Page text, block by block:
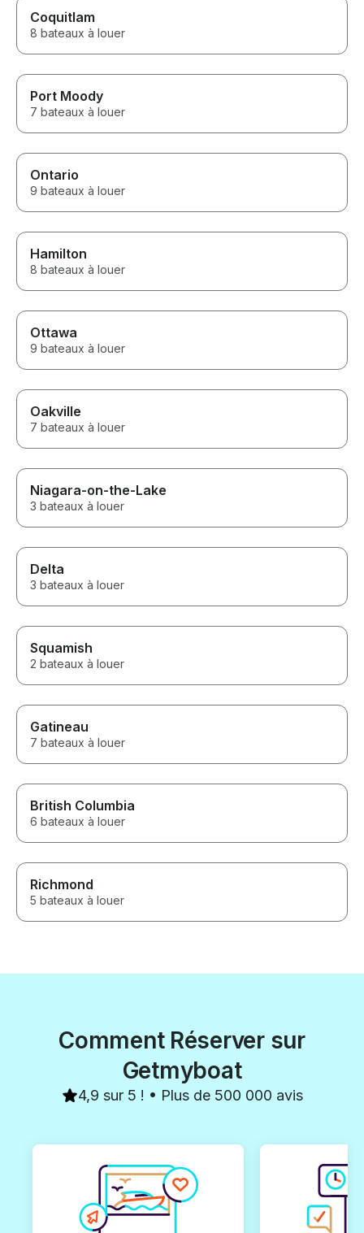
Coquitlam
8 bateaux à louer
Port Moody
7 bateaux à louer
Ontario
9 bateaux à louer
Hamilton
8 bateaux à louer
Ottawa
9 bateaux à louer
Oakville
7 bateaux à louer
Niagara-on-the-Lake
3 bateaux à louer
Delta
3 bateaux à louer
Squamish
2 bateaux à louer
Gatineau
7 bateaux à louer
British Columbia
6 bateaux à louer
Richmond
5 bateaux à louer
Comment Réserver sur
Getmyboat
4,9 sur 5 ! • Plus de 500 000 avis